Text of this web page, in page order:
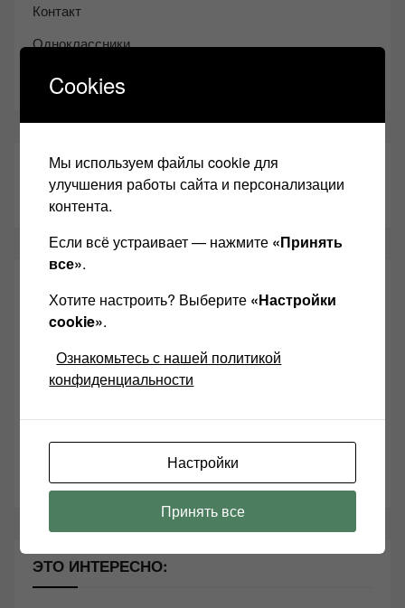
Контакт
Одноклассники
Youtube
ТАКЖЕ ЧИТАЕМ:
Чем дороже аудиотехника, тем лучше звучит?
10 способов оптимизации потоковой музыки
Почему виниловые пластинки звучат так хорошо?
ЭТО ИНТЕРЕСНО:
Cookies
Мы используем файлы cookie для
улучшения работы сайта и персонализации
контента.
Если всё устраивает — нажмите «Принять
все».
Хотите настроить? Выберите «Настройки
cookie».
Ознакомьтесь с нашей политикой
конфиденциальности
Настройки
Принять все